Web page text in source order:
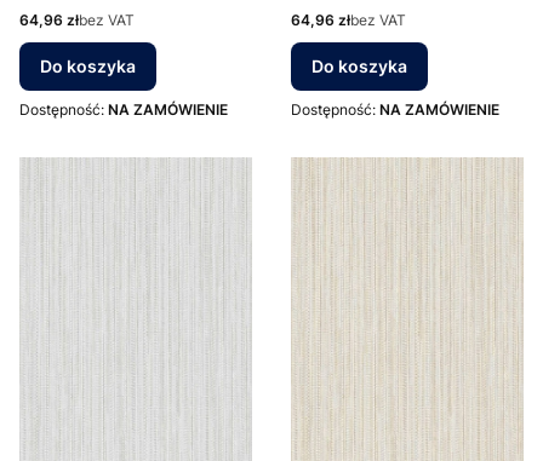
Cena
64,96 złbez VAT
Do koszyka
Dostępność: NA ZAMÓWIENIE
Cena
64,96 złbez VAT
Do koszyka
Dostępność: NA ZAMÓWIENIE